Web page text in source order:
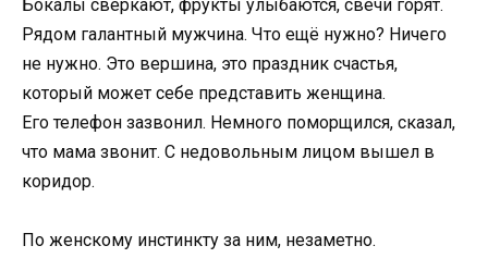
Бокалы сверкают, фрукты улыбаются, свечи горят.
Рядом галантный мужчина. Что ещё нужно? Ничего
не нужно. Это вершина, это праздник счастья,
который может себе представить женщина.
Его телефон зазвонил. Немного поморщился, сказал,
что мама звонит. С недовольным лицом вышел в
коридор.
По женскому инстинкту за ним, незаметно.